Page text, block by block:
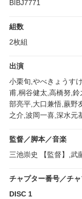
BIBJ7771
組数
2枚組
出演
小栗旬,やべきょうす
甫,桐谷健太,高橋努,
部亮平,大口兼悟,蕨野
之介,波岡一喜,深水元
監督／脚本／音楽
三池崇史 【監督】,武
チャプター番号／チ
DISC 1